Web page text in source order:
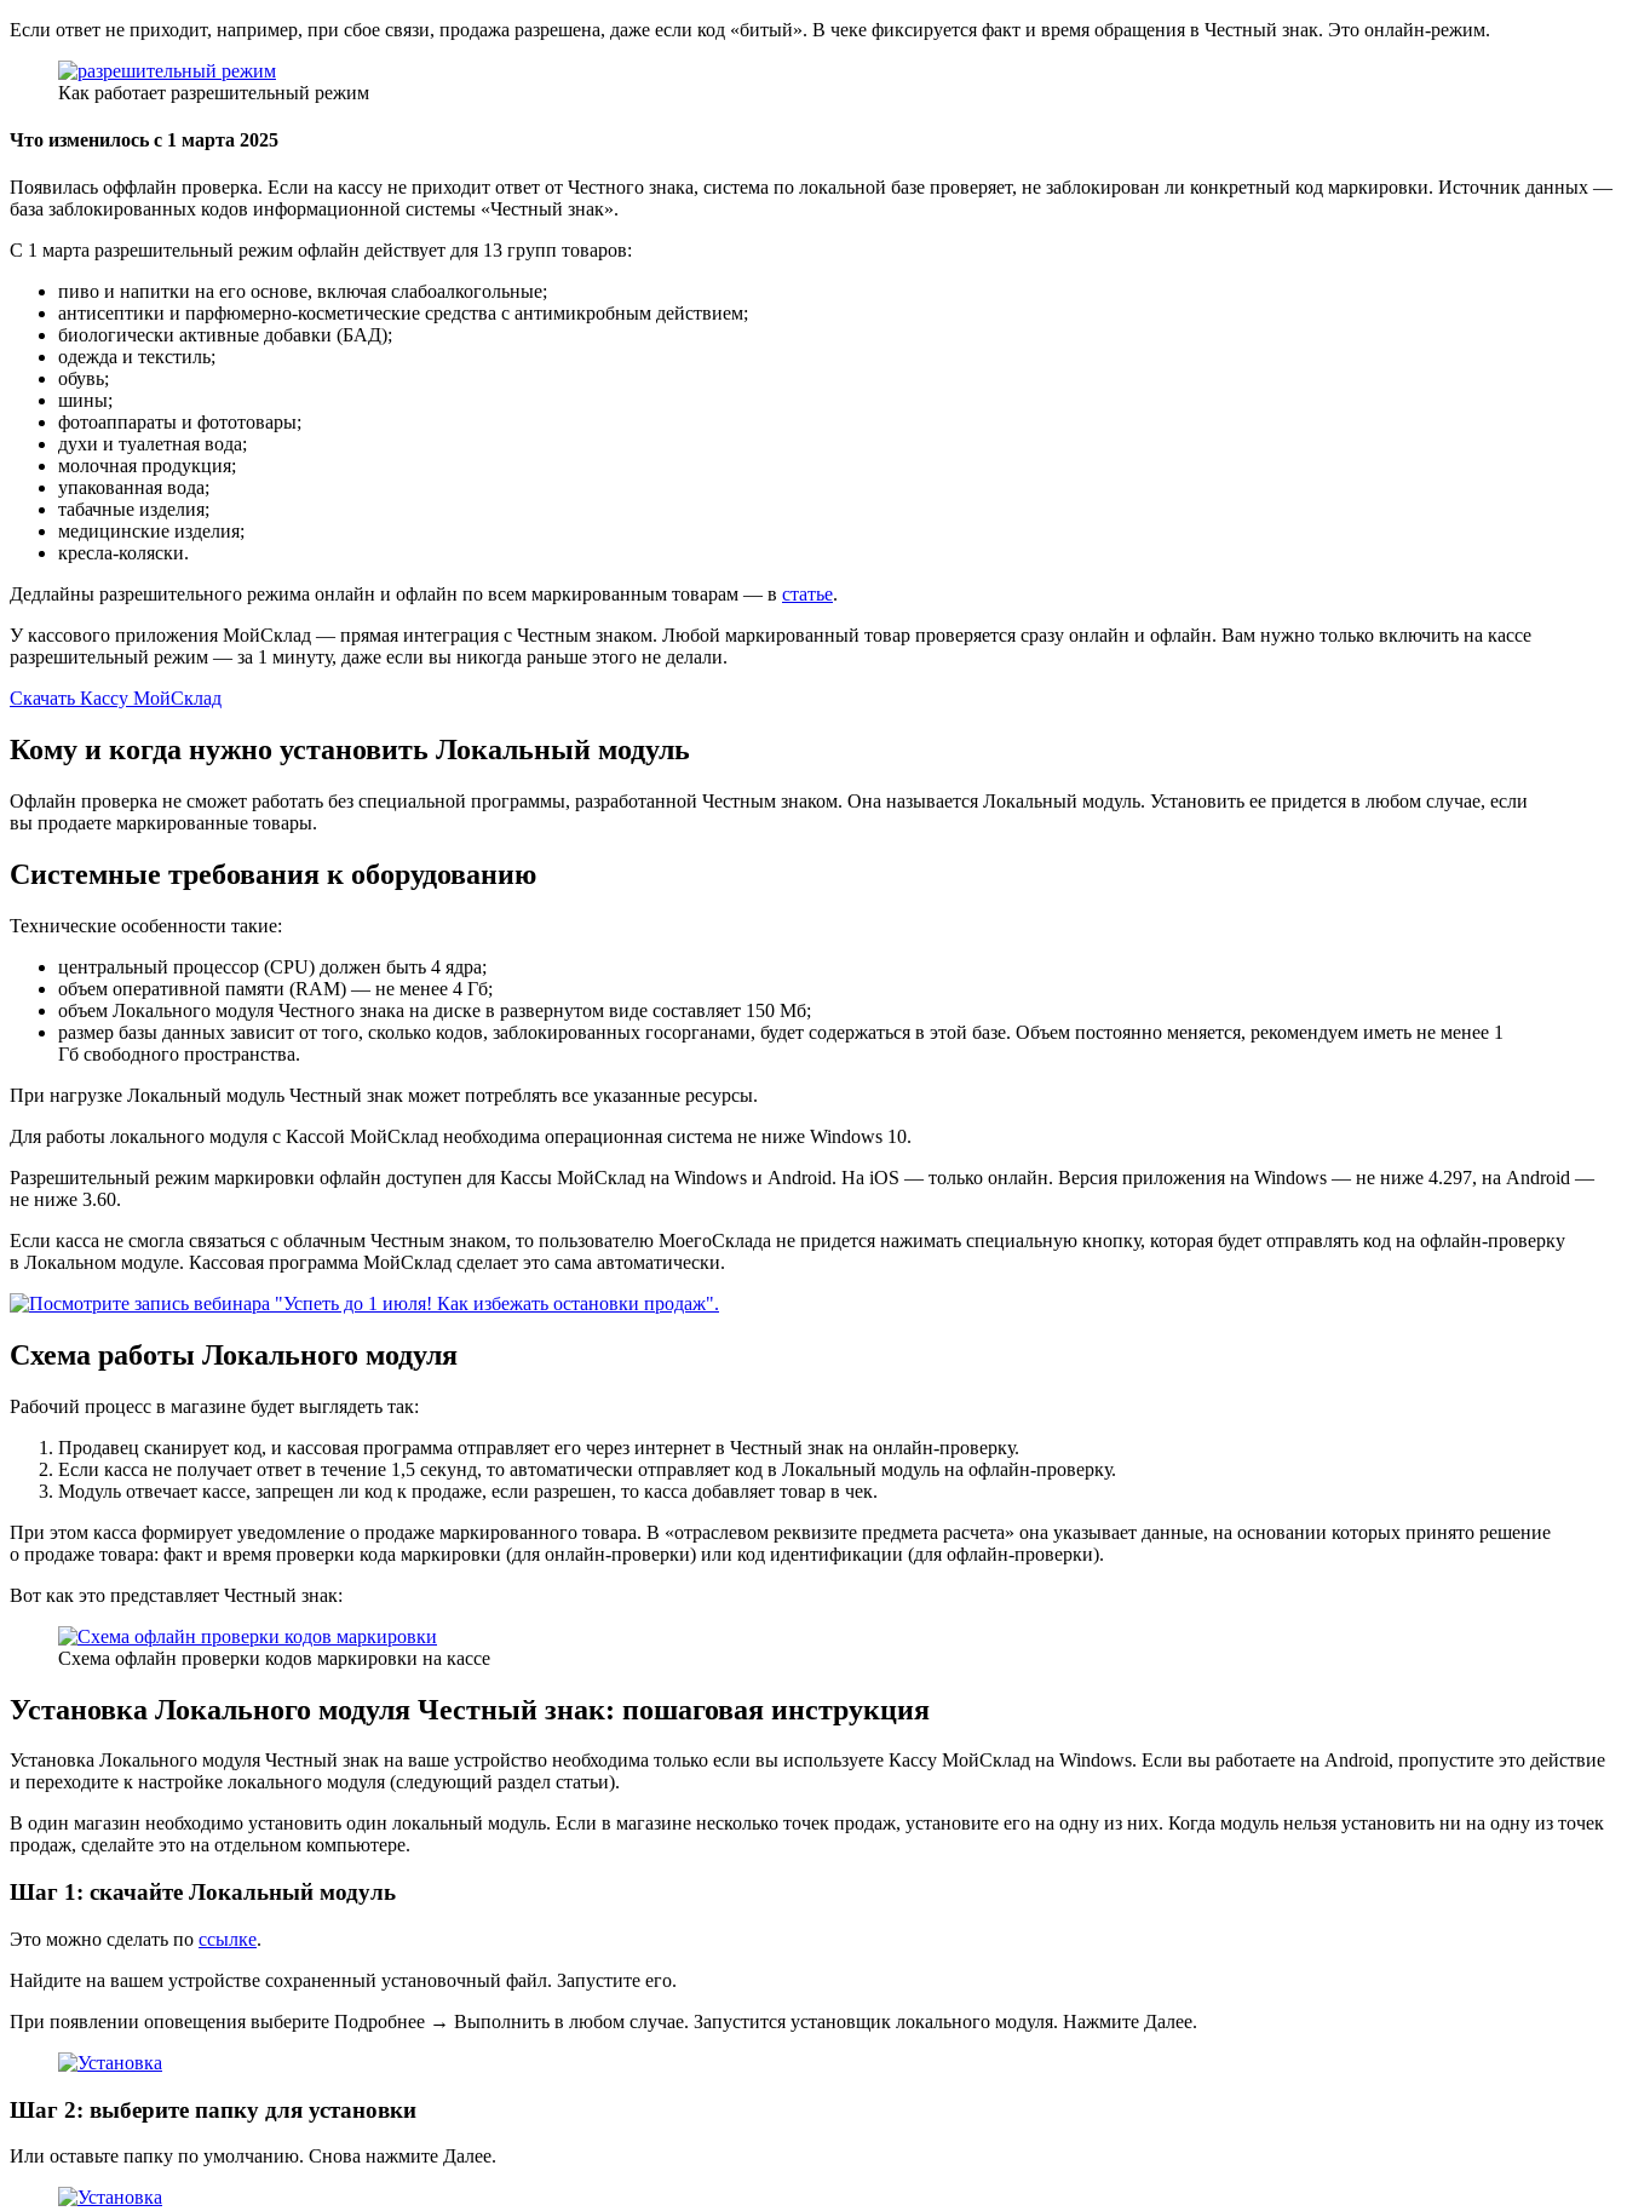
Если ответ не приходит, например, при сбое связи, продажа разрешена, даже если код «битый». В чеке фиксируется факт и время обращения в Честный знак. Это онлайн-режим.
Как работает разрешительный режим
Что изменилось с 1 марта 2025
Появилась оффлайн проверка. Если на кассу не приходит ответ от Честного знака, система по локальной базе проверяет, не заблокирован ли конкретный код маркировки. Источник данных —
база заблокированных кодов информационной системы «Честный знак».
С 1 марта разрешительный режим офлайн действует для 13 групп товаров:
пиво и напитки на его основе, включая слабоалкогольные;
антисептики и парфюмерно-косметические средства с антимикробным действием;
биологически активные добавки (БАД);
одежда и текстиль;
обувь;
шины;
фотоаппараты и фототовары;
духи и туалетная вода;
молочная продукция;
упакованная вода;
табачные изделия;
медицинские изделия;
кресла-коляски.
Дедлайны разрешительного режима онлайн и офлайн по всем маркированным товарам — в статье.
У кассового приложения МойСклад — прямая интеграция с Честным знаком. Любой маркированный товар проверяется сразу онлайн и офлайн. Вам нужно только включить на кассе
разрешительный режим — за 1 минуту, даже если вы никогда раньше этого не делали.
Скачать Кассу МойСклад
Кому и когда нужно установить Локальный модуль
Офлайн проверка не сможет работать без специальной программы, разработанной Честным знаком. Она называется Локальный модуль. Установить ее придется в любом случае, если
вы продаете маркированные товары.
Системные требования к оборудованию
Технические особенности такие:
центральный процессор (CPU) должен быть 4 ядра;
объем оперативной памяти (RAM) — не менее 4 Гб;
объем Локального модуля Честного знака на диске в развернутом виде составляет 150 Мб;
размер базы данных зависит от того, сколько кодов, заблокированных госорганами, будет содержаться в этой базе. Объем постоянно меняется, рекомендуем иметь не менее 1
Гб свободного пространства.
При нагрузке Локальный модуль Честный знак может потреблять все указанные ресурсы.
Для работы локального модуля с Кассой МойСклад необходима операционная система не ниже Windows 10.
Разрешительный режим маркировки офлайн доступен для Кассы МойСклад на Windows и Android. На iOS — только онлайн. Версия приложения на Windows — не ниже 4.297, на Android —
не ниже 3.60.
Если касса не смогла связаться с облачным Честным знаком, то пользователю МоегоСклада не придется нажимать специальную кнопку, которая будет отправлять код на офлайн-проверку
в Локальном модуле. Кассовая программа МойСклад сделает это сама автоматически.
Схема работы Локального модуля
Рабочий процесс в магазине будет выглядеть так:
Продавец сканирует код, и кассовая программа отправляет его через интернет в Честный знак на онлайн-проверку.
Если касса не получает ответ в течение 1,5 секунд, то автоматически отправляет код в Локальный модуль на офлайн-проверку.
Модуль отвечает кассе, запрещен ли код к продаже, если разрешен, то касса добавляет товар в чек.
При этом касса формирует уведомление о продаже маркированного товара. В «отраслевом реквизите предмета расчета» она указывает данные, на основании которых принято решение
о продаже товара: факт и время проверки кода маркировки (для онлайн-проверки) или код идентификации (для офлайн-проверки).
Вот как это представляет Честный знак:
Схема офлайн проверки кодов маркировки на кассе
Установка Локального модуля Честный знак: пошаговая инструкция
Установка Локального модуля Честный знак на ваше устройство необходима только если вы используете Кассу МойСклад на Windows. Если вы работаете на Android, пропустите это действие
и переходите к настройке локального модуля (следующий раздел статьи).
В один магазин необходимо установить один локальный модуль. Если в магазине несколько точек продаж, установите его на одну из них. Когда модуль нельзя установить ни на одну из точек
продаж, сделайте это на отдельном компьютере.
Шаг 1: скачайте Локальный модуль
Это можно сделать по ссылке.
Найдите на вашем устройстве сохраненный установочный файл. Запустите его.
При появлении оповещения выберите Подробнее → Выполнить в любом случае. Запустится установщик локального модуля. Нажмите Далее.
Шаг 2: выберите папку для установки
Или оставьте папку по умолчанию. Снова нажмите Далее.